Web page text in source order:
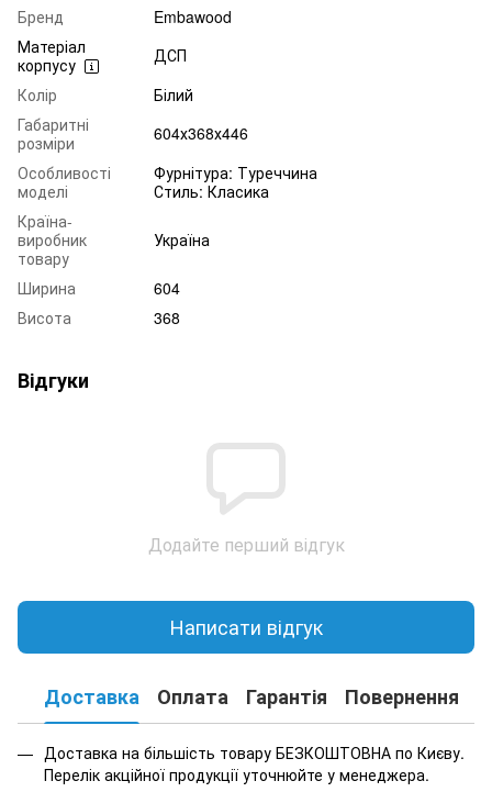
Бренд
Embawood
Матеріал
корпусу
ДСП
Колір
Білий
Габаритні
розміри
604х368х446
Особливості
моделі
Фурнітура: Туреччина
Стиль: Класика
Країна-
виробник
товару
Україна
Ширина
604
Висота
368
Відгуки
Додайте перший відгук
Написати відгук
Доставка Оплата Гарантія Повернення
Доставка на більшість товару БЕЗКОШТОВНА по Києву.
Перелік акційної продукції уточнюйте у менеджера.